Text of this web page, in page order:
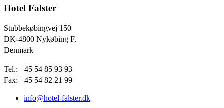
Hotel Falster
Stubbekøbingvej 150
DK-4800 Nykøbing F.
Denmark
Tel.: +45 54 85 93 93
Fax: +45 54 82 21 99
info@hotel-falster.dk